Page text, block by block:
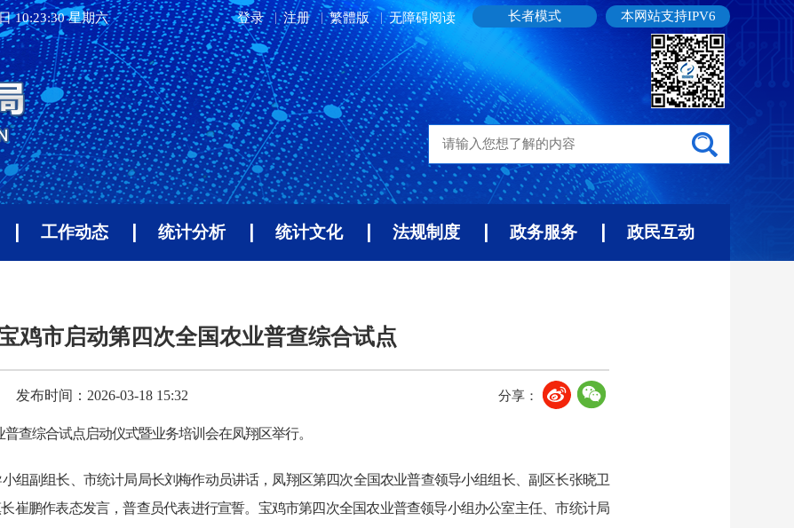
10:23:30 星期六 本网站支持IPV6
长者模式
登录 注册 繁體版 无障碍阅读
工作动态 统计分析 统计文化 法规制度 政务服务 政民互动
鸡市启动第四次全国农业普查综合试点
发布时间：2026-03-18 15:32 分享：
查综合试点启动仪式暨业务培训会在凤翔区举行。
组副组长、市统计局局长刘梅作动员讲话，凤翔区第四次全国农业普查领导小组组长、副区长张晓卫
崔鹏作表态发言，普查员代表进行宣誓。宝鸡市第四次全国农业普查领导小组办公室主任、市统计局